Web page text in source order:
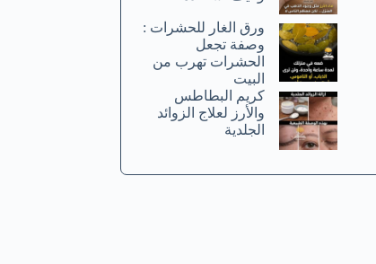
ورق الغار للحشرات :
وصفة تجعل
الحشرات تهرب من
البيت
كريم البطاطس
والأرز لعلاج الزوائد
الجلدية